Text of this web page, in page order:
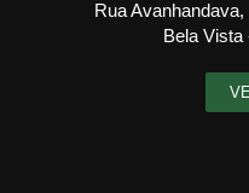
Rua Avanhandava,
Bela Vista